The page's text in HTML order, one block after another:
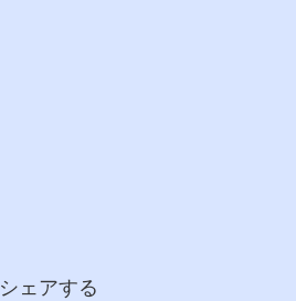
シェアする